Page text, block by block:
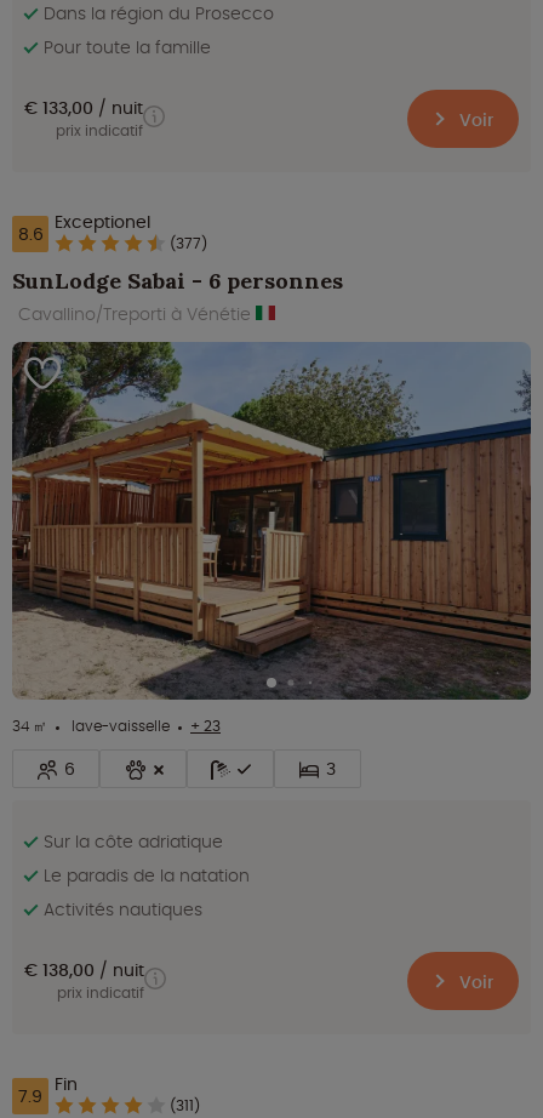
Dans la région du Prosecco
Pour toute la famille
€ 133,00 nuit
prix indicatif Voir
8.6 Exceptionel
(377)
SunLodge Sabai - 6 personnes
Cavallino/Treporti à Vénétie
34 ㎡ lave-vaisselle + 23
6 3
Sur la côte adriatique
Le paradis de la natation
Activités nautiques
€ 138,00 nuit
prix indicatif Voir
7.9 Fin
(311)